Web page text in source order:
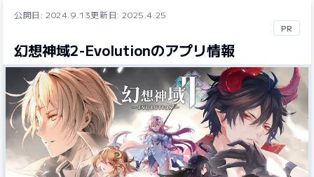
公開日: 2024.9.13更新日: 2025.4.25
PR
幻想神域2-Evolutionのアプリ情報